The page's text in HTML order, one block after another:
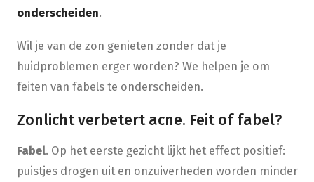
onderscheiden.
Wil je van de zon genieten zonder dat je
huidproblemen erger worden? We helpen je om
feiten van fabels te onderscheiden.
Zonlicht verbetert acne. Feit of fabel?
Fabel. Op het eerste gezicht lijkt het effect positief:
puistjes drogen uit en onzuiverheden worden minder